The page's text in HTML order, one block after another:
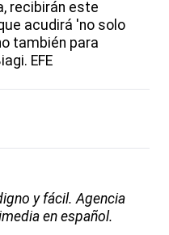
recibirán este
acudirá 'no solo
también para
EFE
y fácil. Agencia
en español.